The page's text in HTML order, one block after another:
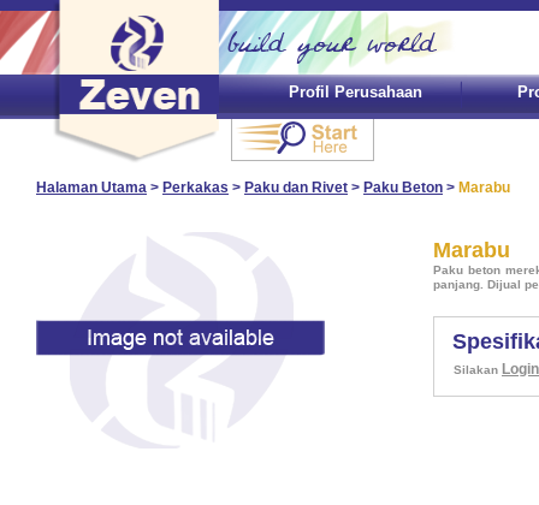
Profil Perusahaan
Halaman Utama > Perkakas > Paku dan Rivet > Paku Beton > Marabu
Marabu
Paku beton
panjang. Dijual
Silakan Login